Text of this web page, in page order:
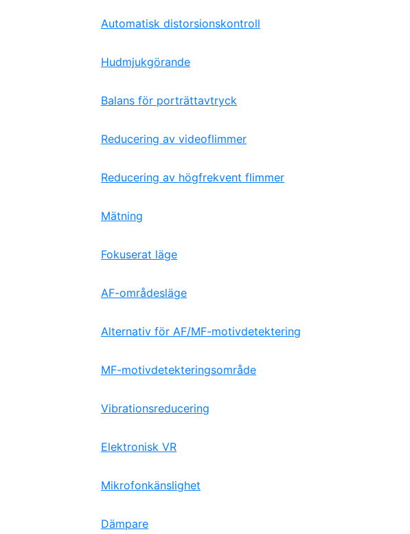
Automatisk distorsionskontroll
Hudmjukgörande
Balans för porträttavtryck
Reducering av videoflimmer
Reducering av högfrekvent flimmer
Mätning
Fokuserat läge
AF-områdesläge
Alternativ för AF/MF-motivdetektering
MF-motivdetekteringsområde
Vibrationsreducering
Elektronisk VR
Mikrofonkänslighet
Dämpare